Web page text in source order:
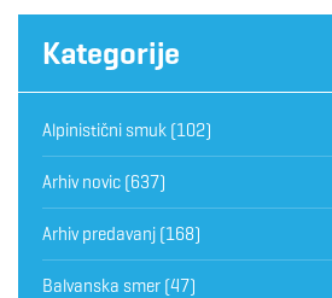
Kategorije
Alpinistični smuk (102)
Arhiv novic (637)
Arhiv predavanj (168)
Balvanska smer (47)